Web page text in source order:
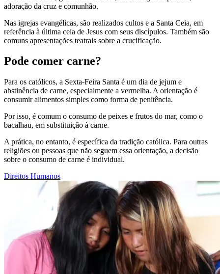
adoração da cruz e comunhão.
Nas igrejas evangélicas, são realizados cultos e a Santa Ceia, em
referência à última ceia de Jesus com seus discípulos. Também são
comuns apresentações teatrais sobre a crucificação.
Pode comer carne?
Para os católicos, a Sexta-Feira Santa é um dia de jejum e
abstinência de carne, especialmente a vermelha. A orientação é
consumir alimentos simples como forma de penitência.
Por isso, é comum o consumo de peixes e frutos do mar, como o
bacalhau, em substituição à carne.
A prática, no entanto, é específica da tradição católica. Para outras
religiões ou pessoas que não seguem essa orientação, a decisão
sobre o consumo de carne é individual.
Direitos Humanos